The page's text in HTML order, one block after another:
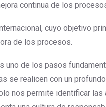
continua de los
cuyo objetivo
de los procesos.
uno de los pasos
se realicen con un
nos permite identificar las